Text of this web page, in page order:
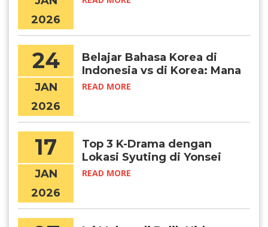
2026
24
JAN
2026
Belajar Bahasa Korea di
Indonesia vs di Korea: Mana
yang Lebih Efektif?
READ MORE
17
JAN
2026
Top 3 K-Drama dengan
Lokasi Syuting di Yonsei
University
READ MORE